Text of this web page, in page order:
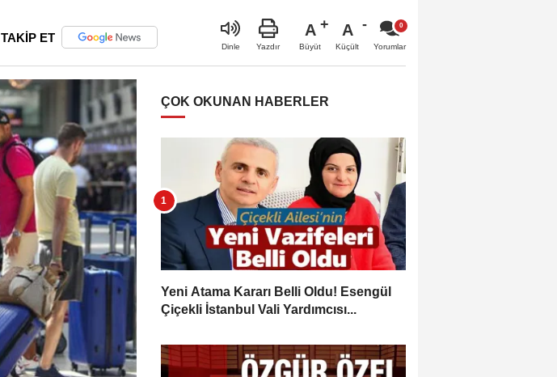
TAKİP ET
Dinle Yazdır
A
Büyüt
A
Küçült Yorumlar
ÇOK OKUNAN HABERLER
Yeni Atama Kararı Belli Oldu! Esengül
Çiçekli İstanbul Vali Yardımcısı...